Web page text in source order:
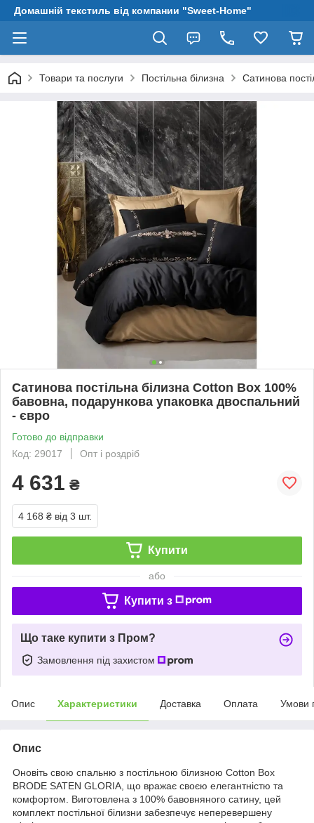
Домашній текстиль від компании "Sweet-Home"
Товари та послуги Постільна білизна Сатинова
Сатинова постільна білизна Cotton Box 100%
бавовна, подарункова упаковка двоспальний
- євро
Готово до відправки
Код: 29017
Опт і роздріб
4 631 ₴
4 168 ₴ від 3 шт.
Купити
або
Купити з
Що таке купити з Пром?
Замовлення під захистом
Опис Характеристики Доставка Оплата Умови
Опис
Оновіть свою спальню з постільною білизною Cotton Box
BRODE SATEN GLORIA, що вражає своєю елегантністю та
комфортом. Виготовлена з 100% бавовняного сатину, цей
комплект постільної білизни забезпечує неперевершену